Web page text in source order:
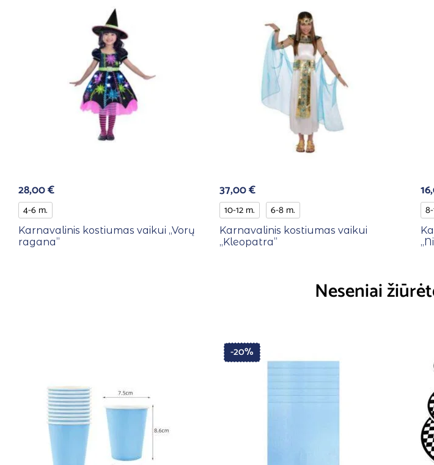
28,00€
4-6 m.
Karnavalinis kostiumas vaikui ,,Vorų
ragana”
37,00€
10-12 m. 6-8 m.
Karnavalinis kostiumas vaikui
,,Kleopatra”
Neseniai
-20%